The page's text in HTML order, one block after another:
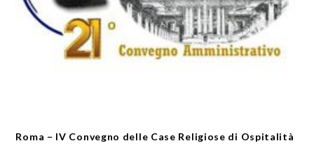
Roma – IV Convegno delle Case Religiose di Ospitalità